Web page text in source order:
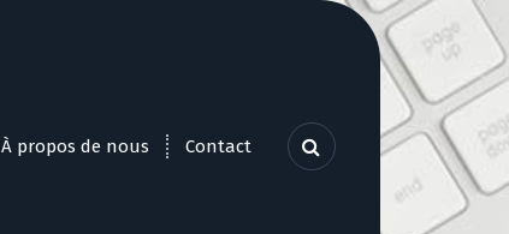
À propos de nous Contact